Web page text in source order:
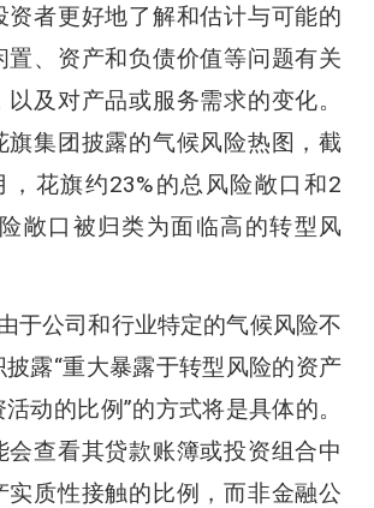
资者更好地了解和估计与可能的
置、资产和负债价值等问题有关
及对产品或服务需求的变化。
旗集团披露的气候风险热图，截
，花旗约23%的总风险敞口和2
敞口被归类为面临高的转型风
于公司和行业特定的气候风险不
露“重大暴露于转型风险的资产
动的比例”的方式将是具体的。
会查看其贷款账簿或投资组合中
实质性接触的比例，而非金融公